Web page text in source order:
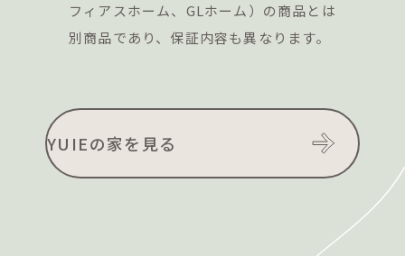
フィアスホーム、GLホーム）の商品とは
別商品であり、保証内容も異なります。
YUIEの家を見る